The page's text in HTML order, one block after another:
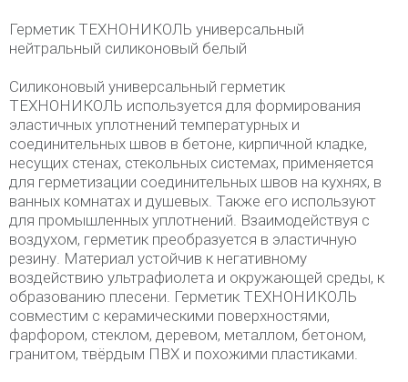
Герметик ТЕХНОНИКОЛЬ универсальный
нейтральный силиконовый белый
Силиконовый универсальный герметик
ТЕХНОНИКОЛЬ используется для формирования
эластичных уплотнений температурных и
соединительных швов в бетоне, кирпичной кладке,
несущих стенах, стекольных системах, применяется
для герметизации соединительных швов на кухнях, в
ванных комнатах и душевых. Также его используют
для промышленных уплотнений. Взаимодействуя с
воздухом, герметик преобразуется в эластичную
резину. Материал устойчив к негативному
воздействию ультрафиолета и окружающей среды, к
образованию плесени. Герметик ТЕХНОНИКОЛЬ
совместим с керамическими поверхностями,
фарфором, стеклом, деревом, металлом, бетоном,
гранитом, твёрдым ПВХ и похожими пластиками.